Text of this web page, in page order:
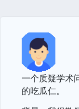
一个质疑学术
的吃瓜仁。